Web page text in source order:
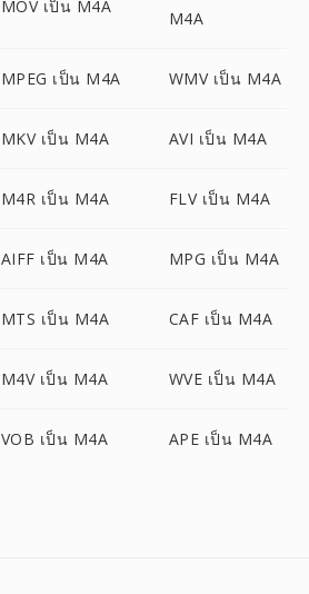
MOV เป็น M4A
M4A
MPEG เป็น M4A WMV เป็น M4A
MKV เป็น M4A AVI เป็น M4A
M4R เป็น M4A FLV เป็น M4A
AIFF เป็น M4A MPG เป็น M4A
MTS เป็น M4A CAF เป็น M4A
M4V เป็น M4A WVE เป็น M4A
VOB เป็น M4A APE เป็น M4A